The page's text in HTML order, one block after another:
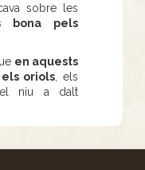
sobre les
bona pels
en aquests
oriols , els
niu a dalt